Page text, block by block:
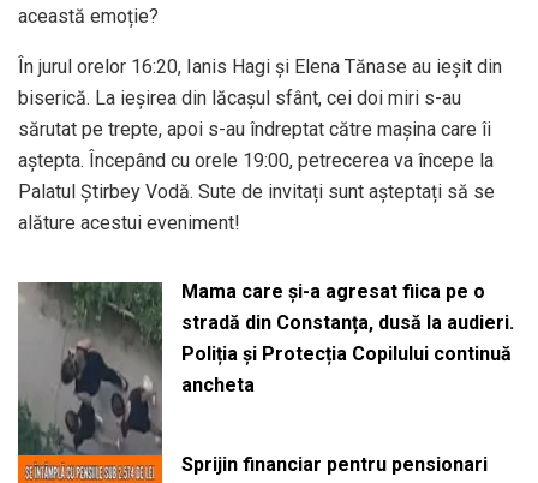
această emoție?
În jurul orelor 16:20, Ianis Hagi și Elena Tănase au ieșit din
biserică. La ieșirea din lăcașul sfânt, cei doi miri s-au
sărutat pe trepte, apoi s-au îndreptat către mașina care îi
aștepta. Începând cu orele 19:00, petrecerea va începe la
Palatul Știrbey Vodă. Sute de invitați sunt așteptați să se
alăture acestui eveniment!
Mama care și-a agresat fiica pe o
stradă din Constanța, dusă la audieri.
Poliția și Protecția Copilului continuă
ancheta
Sprijin financiar pentru pensionari